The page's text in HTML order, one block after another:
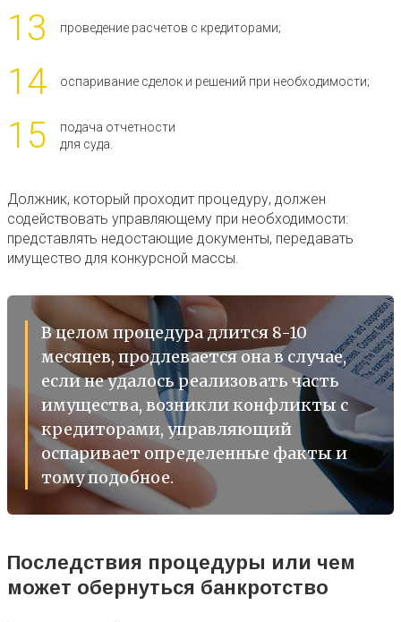
13 проведение расчетов с кредиторами;
14 оспаривание сделок и решений при необходимости;
15
подача отчетности
для суда.
Должник, который проходит процедуру, должен
содействовать управляющему при необходимости:
представлять недостающие документы, передавать
имущество для конкурсной массы.
В целом процедура длится 8-10
месяцев, продлевается она в случае,
если не удалось реализовать часть
имущества, возникли конфликты с
кредиторами, управляющий
оспаривает определенные факты и
тому подобное.
Последствия процедуры или чем
может обернуться банкротство